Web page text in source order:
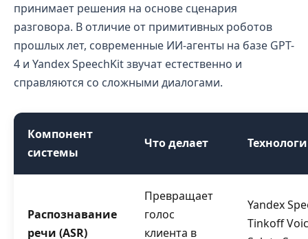
принимает решения на основе сценария
разговора. В отличие от примитивных роботов
прошлых лет, современные ИИ-агенты на базе GPT-
4 и Yandex SpeechKit звучат естественно и
справляются со сложными диалогами.
Компонент
системы
Что делает
Распознавание
речи (ASR)
Превращает
голос
клиента в
Yandex
Tinkoff